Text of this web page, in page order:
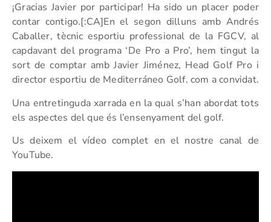
¡Gracias Javier por participar! Ha sido un placer poder
contar contigo.[:CA]En el segon dilluns amb Andrés
Caballer, tècnic esportiu professional de la FGCV, al
capdavant del programa ‘De Pro a Pro’, hem tingut la
sort de comptar amb Javier Jiménez, Head Golf Pro i
director esportiu de Mediterráneo Golf. com a convidat.
Una entretinguda xarrada en la qual s’han abordat tots
els aspectes del que és l’ensenyament del golf.
Us deixem el vídeo complet en el nostre canal de
YouTube.